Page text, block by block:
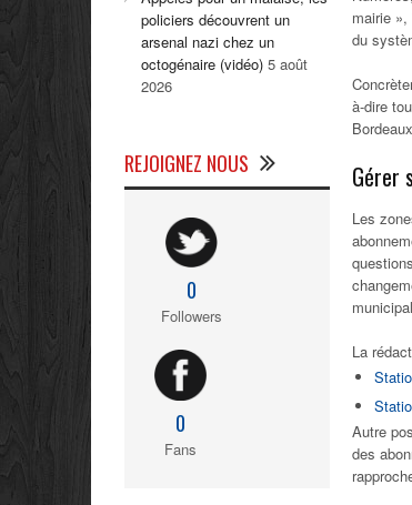
mairie
du
à-dire
Gérer
Les
La
Autre
des
policiers découvrent un
arsenal nazi chez un
octogénaire (vidéo) 5 août
2026
REJOIGNEZ NOUS
0
Followers
0
Fans